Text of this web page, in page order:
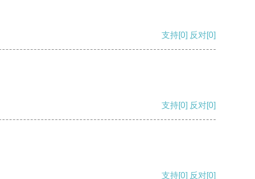
支持[0] 反对[0]
支持[0] 反对[0]
支持[0] 反对[0]